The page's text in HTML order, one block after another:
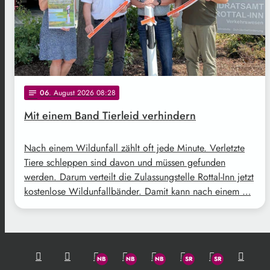
notes 06. August 2026 08:28
Mit einem Band Tierleid verhindern
Nach einem Wildunfall zählt oft jede Minute. Verletzte
Tiere schleppen sind davon und müssen gefunden
werden. Darum verteilt die Zulassungstelle Rottal-Inn jetzt
kostenlose Wildunfallbänder. Damit kann nach einem …